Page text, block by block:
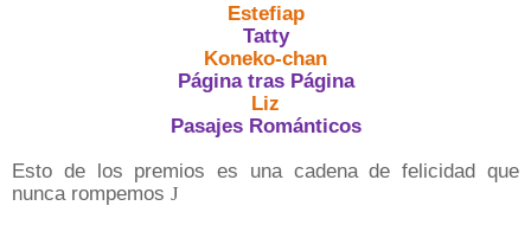
Estefiap
Tatty
Koneko-chan
Página tras Página
Liz
Pasajes Románticos
Esto de los premios es una cadena de felicidad que
nunca rompemos J